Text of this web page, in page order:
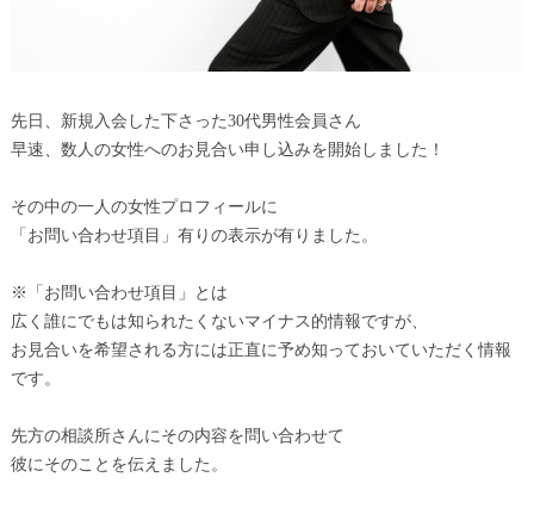
先日、新規入会した下さった30代男性会員さん
早速、数人の女性へのお見合い申し込みを開始しました！
その中の一人の女性プロフィールに
「お問い合わせ項目」有りの表示が有りました。
※「お問い合わせ項目」とは
広く誰にでもは知られたくないマイナス的情報ですが、
お見合いを希望される方には正直に予め知っておいていただく情報
です。
先方の相談所さんにその内容を問い合わせて
彼にそのことを伝えました。